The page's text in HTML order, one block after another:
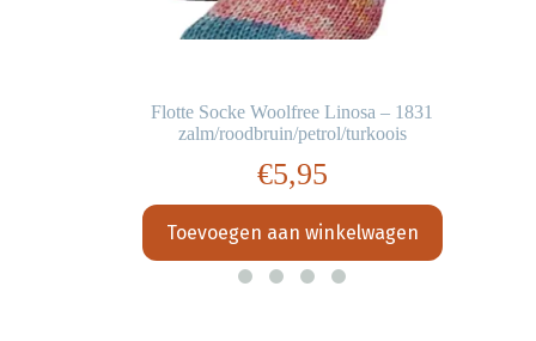
Flotte Socke Woolfree Linosa – 1831
zalm/roodbruin/petrol/turkoois
€5,95
Toevoegen aan winkelwagen